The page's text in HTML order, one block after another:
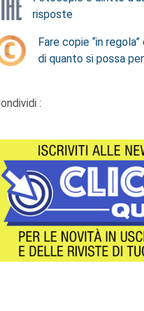
risposte
Fare copie “in
di quanto si possa
: